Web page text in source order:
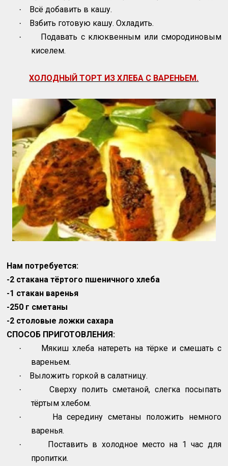
· Всё добавить в кашу.
· Взбить готовую кашу. Охладить.
·
Подавать с клюквенным или смородиновым
киселем.
ХОЛОДНЫЙ ТОРТ ИЗ ХЛЕБА С ВАРЕНЬЕМ.
Нам потребуется:
-2 стакана тёртого пшеничного хлеба
-1 стакан варенья
-250 г сметаны
-2 столовые ложки сахара
СПОСОБ ПРИГОТОВЛЕНИЯ:
·
Мякиш хлеба натереть на тёрке и смешать с
вареньем.
· Выложить горкой в салатницу.
·
Сверху полить сметаной, слегка посыпать
тёртым хлебом.
·
На середину сметаны положить немного
варенья.
·
Поставить в холодное место на 1 час для
пропитки.